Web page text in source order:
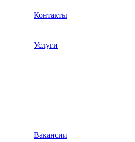
Контакты
Услуги
Вакансии